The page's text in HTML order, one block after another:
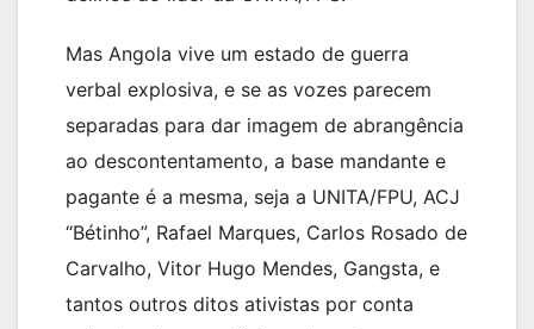
Mas Angola vive um estado de guerra
verbal explosiva, e se as vozes parecem
separadas para dar imagem de abrangência
ao descontentamento, a base mandante e
pagante é a mesma, seja a UNITA/FPU, ACJ
“Bétinho”, Rafael Marques, Carlos Rosado de
Carvalho, Vitor Hugo Mendes, Gangsta, e
tantos outros ditos ativistas por conta